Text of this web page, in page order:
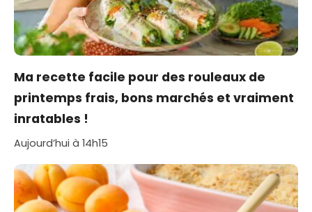
Ma recette facile pour des rouleaux de
printemps frais, bons marchés et vraiment
inratables !
Aujourd’hui à 14h15